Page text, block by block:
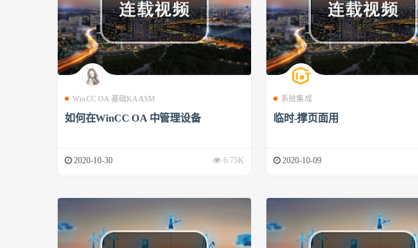
WinCC OA 基础KAASM
如何在WinCC OA 中管理设备
2020-10-30 6.75K
系统集成
临时-撑页面用
2020-10-09